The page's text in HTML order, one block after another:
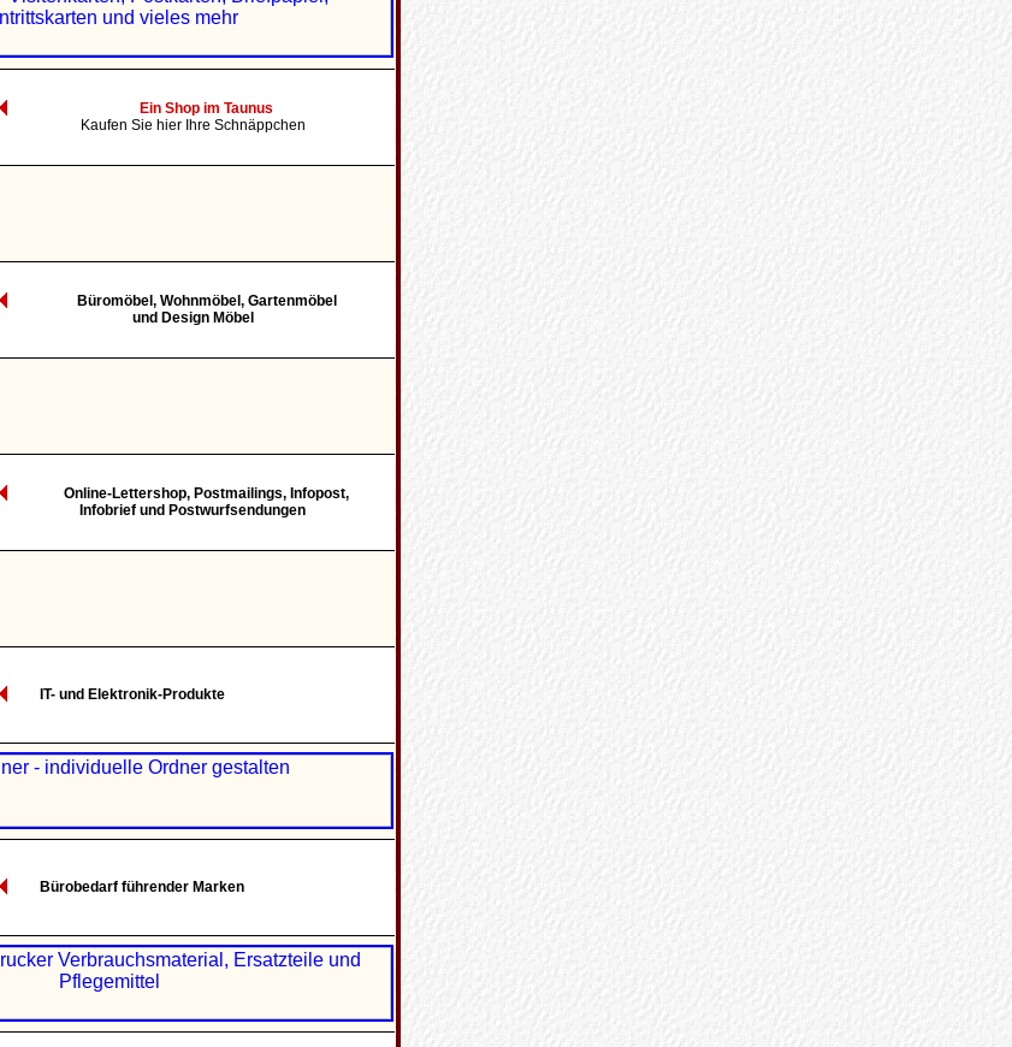
Ein Shop im Taunus
Kaufen Sie hier Ihre Schnäppchen
Büromöbel, Wohnmöbel, Gartenmöbel
und Design Möbel
Online-Lettershop, Postmailings, Infopost,
Infobrief und Postwurfsendungen
IT- und Elektronik-Produkte
Bürobedarf führender Marken